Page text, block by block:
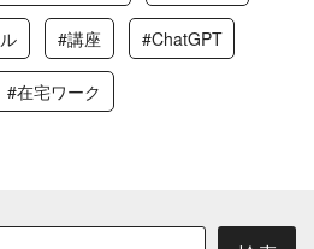
#講座 #ChatGPT
#在宅ワーク